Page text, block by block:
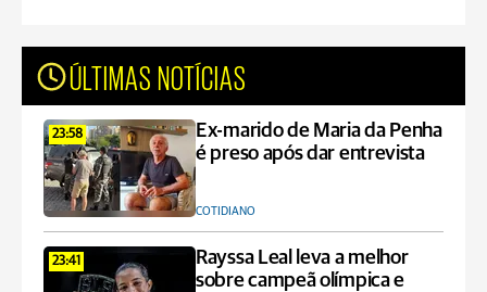
ÚLTIMAS NOTÍCIAS
23:58
Ex-marido de Maria da Penha
é preso após dar entrevista
COTIDIANO
23:41
Rayssa Leal leva a melhor
sobre campeã olímpica e